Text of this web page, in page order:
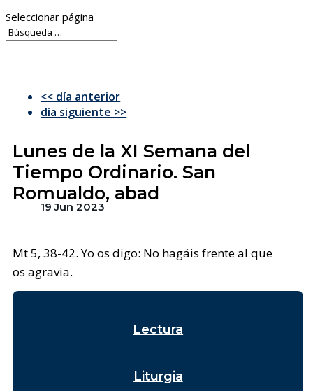
Seleccionar página
<< día anterior
día siguiente >>
Lunes de la XI Semana del
Tiempo Ordinario. San
Romualdo, abad
19 Jun 2023
Mt 5, 38-42. Yo os digo: No hagáis frente al que
os agravia.
Lectura
Liturgia